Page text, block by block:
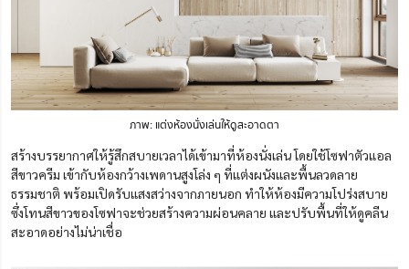
ภาพ: แต่งห้องนั่งเล่นให้ดูสะอาดตา
สร้างบรรยากาศให้รู้สึกสบายเวลาได้เข้ามาที่ห้องนั่งเล่น โดยใช้โซฟาตัวแอล
สีขาวครีม เข้ากับห้องกว้างเพดานสูงโล่ง ๆ ที่แต่งผนังและพื้นลวดลาย
ธรรมชาติ พร้อมเปิดรับแสงสว่างจากภายนอก ทำให้ห้องมีความโปร่งสบาย
ซึ่งโทนสีขาวของโซฟาจะช่วยสร้างความผ่อนคลาย และปรับพื้นที่ให้ดูคลีน
สะอาดอย่างไม่น่าเชื่อ